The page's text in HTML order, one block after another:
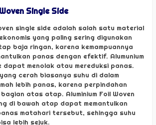
Single Side
single side adalah salah satu material
yang paling sering digunakan
baja ringan, karena kemampuannya
panas dengan efektif. Alumunium
dapat menolak atau mereduksi panas.
cerah biasanya suhu di dalam
lebih panas, karena perpindahan
atas atap. Aluminium Foil Woven
di bawah atap dapat memantulkan
matahari tersebut, sehingga suhu
lebih sejuk.